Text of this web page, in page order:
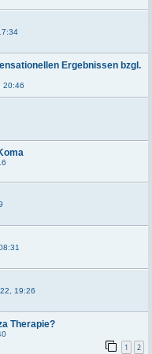
Ergebnissen bzgl.
20:46
19:26
Therapie?
1 2